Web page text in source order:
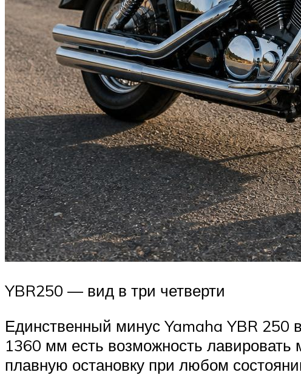
YBR250 — вид в три четверти
Единственный минус Yamaha YBR 250
1360 мм есть возможность
плавную остановку при любом